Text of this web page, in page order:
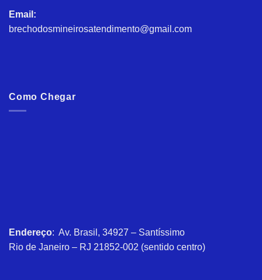
Email:
brechodosmineirosatendimento@gmail.com
Como Chegar
Endereço: Av. Brasil, 34927 – Santíssimo
Rio de Janeiro – RJ 21852-002 (sentido centro)